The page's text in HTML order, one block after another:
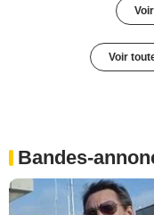
Voir
Bandes-